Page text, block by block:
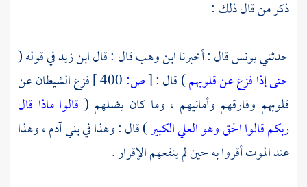
ذكر من قال ذلك :
حدثنييونسقال : أخبرناابن وهبقال : قالابن زيدفي قوله (
حتى إذا فزع عن قلوبهم) قال :[ص:
فزع الشيطان عن
قلوبهم وفارقهم وأمانيهم ، وما كان يضلهم ( قالوا ماذا قال
ربكم قالوا الحق وهو العلي الكبير) قال : وهذا في بني آدم ، وهذا
عند الموت أقروا به حين لم ينفعهم الإقرار .